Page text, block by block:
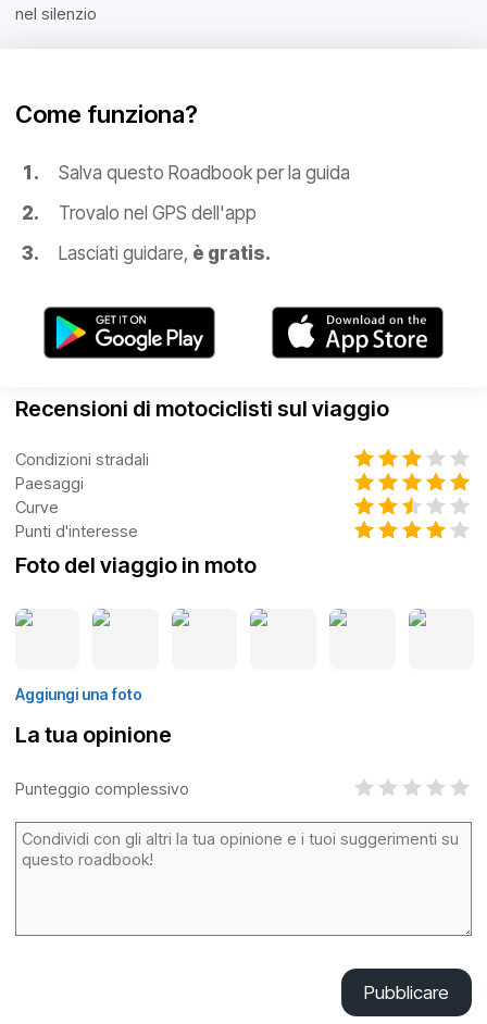
nel silenzio
Come funziona?
Salva questo Roadbook per la guida
Trovalo nel GPS dell'app
Lasciati guidare, è gratis.
Recensioni di motociclisti sul viaggio
Condizioni stradali
Paesaggi
Curve
Punti d'interesse
Foto del viaggio in moto
Aggiungi una foto
La tua opinione
Punteggio complessivo
Pubblicare